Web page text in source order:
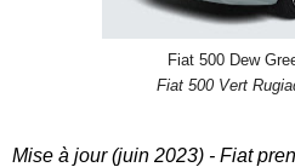
Fiat 500 Dew
Fiat 500 Vert
Mise à jour (juin 2023) - Fiat